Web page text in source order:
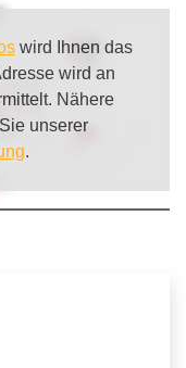
wird Ihnen das
wird an
Nähere
unserer
.